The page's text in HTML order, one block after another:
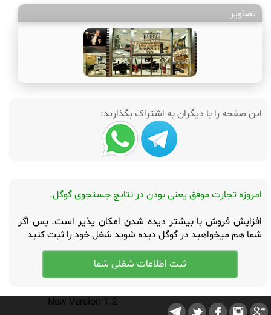
تصاویر
این صفحه را با دیگران به اشتراک بگذارید:
امروزه تجارت موفق یعنی بودن در نتایج جستجوی گوگل.
افزایش فروش با بیشتر دیده شدن امکان پذیر است. پس اگر
شما هم میخواهید در گوگل دیده شوید شغل خود را ثبت کنید
New Version 1.2